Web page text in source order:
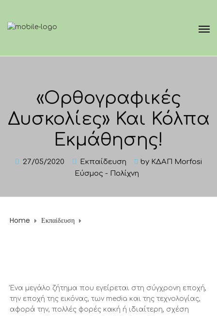
«Ορθογραφικές
Δυσκολίες» Και Κόλπα
Εκμάθησης!
27/05/2020 Εκπαίδευση by ΚΔΑΠ Morfosi
Εύσμος - Πολίχνη
Home
Εκπαίδευση
Ένα μεγάλο ζήτημα που εγείρεται στη σύγχρονη εποχή,
την εποχή της εικόνας, των media και της τεχνολογίας,
αφορά την, πολλές φορές κακή ή ιδιαίτερη, σχέση